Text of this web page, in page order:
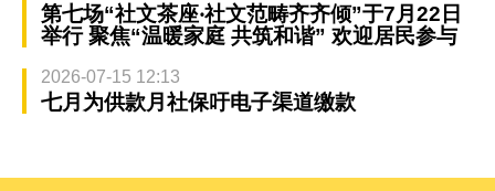
第七场“社文茶座‧社文范畴齐齐倾”于7月22日
举行 聚焦“温暖家庭 共筑和谐” 欢迎居民参与
2026-07-15 12:13
七月为供款月社保吁电子渠道缴款